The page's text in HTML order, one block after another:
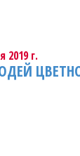
2019 г.